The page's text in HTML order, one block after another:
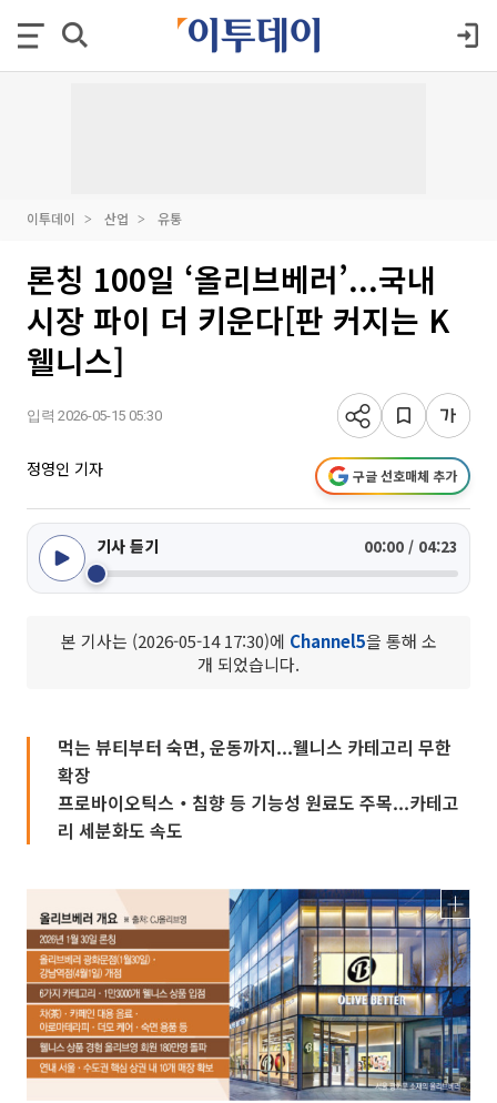
이투데이 산업 유통
론칭 100일 ‘올리브베러’...국내
시장 파이 더 키운다[판 커지는 K
웰니스]
입력 2026-05-15 05:30
정영인 기자 구글 선호매체 추가
기사 듣기 00:00 / 04:23
본 기사는 (2026-05-14 17:30)에 Channel5을 통해 소
개 되었습니다.
먹는 뷰티부터 숙면, 운동까지...웰니스 카테고리 무한
확장
프로바이오틱스‧침향 등 기능성 원료도 주목...카테고
리 세분화도 속도